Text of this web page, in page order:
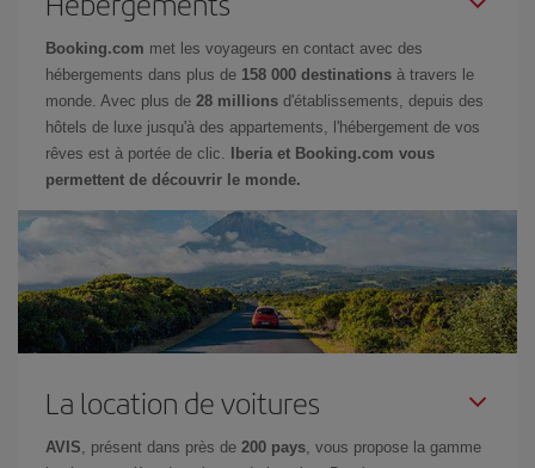
Booking.com met les voyageurs en contact avec des
hébergements dans plus de 158 000 destinations à travers le
monde. Avec plus de 28 millions d'établissements, depuis des
hôtels de luxe jusqu'à des appartements, l'hébergement de vos
rêves est à portée de clic.
Iberia et Booking.com vous
permettent de découvrir le monde.
La location de voitures
AVIS, présent dans près de 200 pays, vous propose la gamme